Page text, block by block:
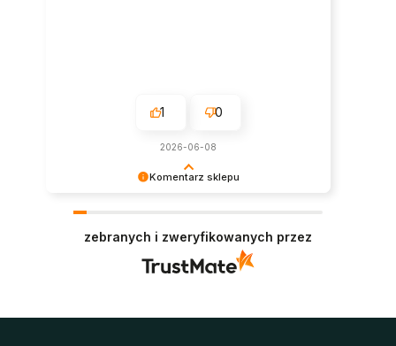
dopasowana do telewizora, łóżka, lustra, konsoli albo
Lamele na płycie
profile są już rozmieszczone na podkładzie. Pozwala to
uzyskać równy, powtarzalny wzór bez samodzielnego
wyznaczania każdego odstępu.
Komentarz sklepu
1 0
2026-06-08
zebranych i zweryfikowanych przez